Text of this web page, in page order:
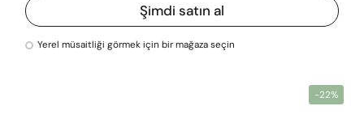
Şimdi satın al
Yerel müsaitliği görmek için bir mağaza seçin
-22%